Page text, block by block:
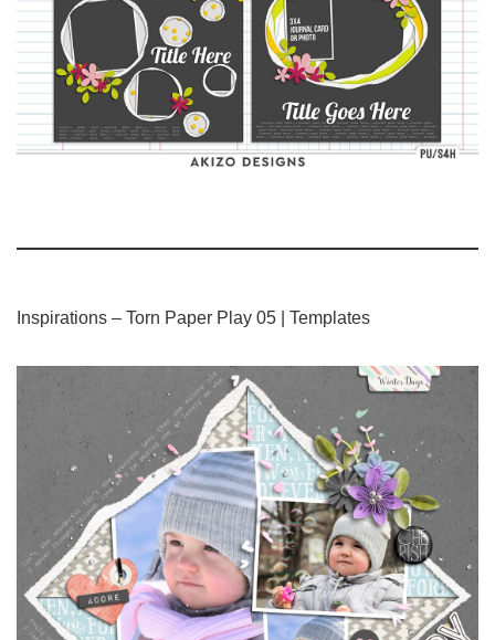
Inspirations – Torn Paper Play 05 | Templates